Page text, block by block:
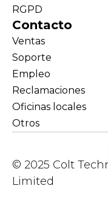
RGPD
Contacto
Ventas
Soporte
Empleo
Reclamaciones
Oficinas locales
Otros
© 2025 Colt
Limited